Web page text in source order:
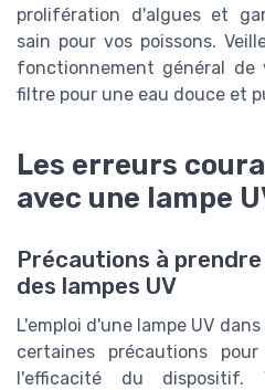
prolifération d'algues et
sain pour vos poissons.
fonctionnement général
filtre pour une eau douce et
Les erreurs
avec une lampe
Précautions à
des lampes UV
L'emploi d'une lampe UV
certaines précautions
l'efficacité du dispositif.